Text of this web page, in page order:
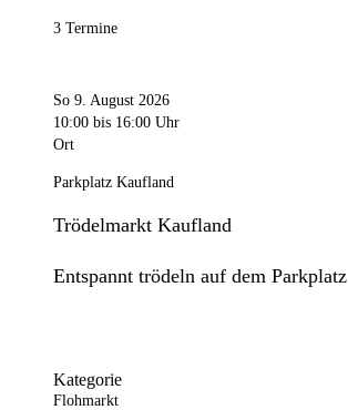
3 Termine
So 9. August 2026
10:00 bis 16:00 Uhr
Ort
Parkplatz Kaufland
Trödelmarkt Kaufland
Entspannt trödeln auf dem Parkplatz
Kategorie
Flohmarkt